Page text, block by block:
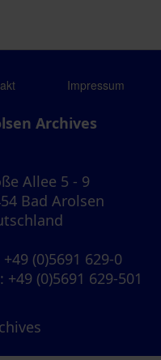
Impressum
Archives
Allee 5 - 9
Bad Arolsen
+49 (0)5691 629-0
: +49 (0)5691 629-501